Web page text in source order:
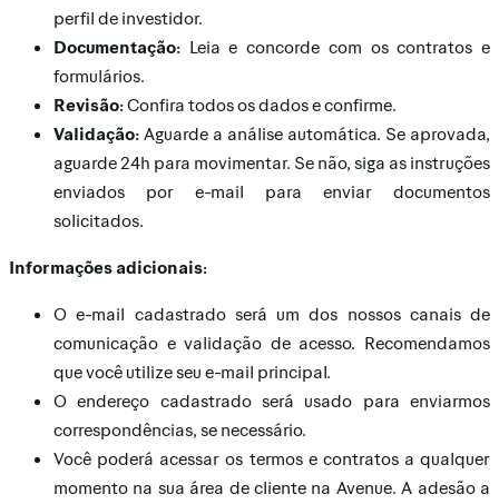
perfil de investidor.
Documentação: Leia e concorde com os contratos e
formulários.
Revisão:Confira todos os dados e confirme.
Validação: Aguarde a análise automática. Se aprovada,
aguarde 24h para movimentar. Se não, siga as instruções
enviados por e-mail para enviar documentos
solicitados.
Informações adicionais:
O e-mail cadastrado será um dos nossos canais de
comunicação e validação de acesso. Recomendamos
que você utilize seu e-mail principal.
O endereço cadastrado será usado para enviarmos
correspondências, se necessário.
Você poderá acessar os termos e contratos a qualquer
momento na sua área de cliente na Avenue. A adesão a